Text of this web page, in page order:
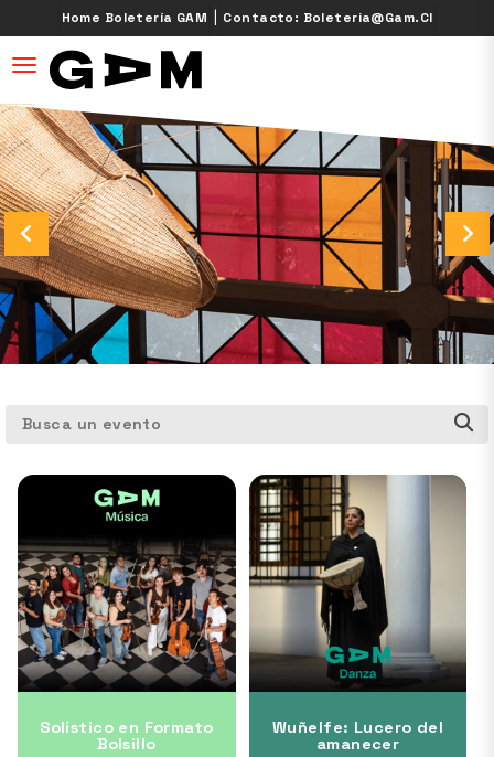
Home Boletería GAM | Contacto: Boleteria@gam.cl
desplegar navegación
Busca un evento
Solístico en Formato
Bolsillo
Wuñelfe: Lucero del
amanecer